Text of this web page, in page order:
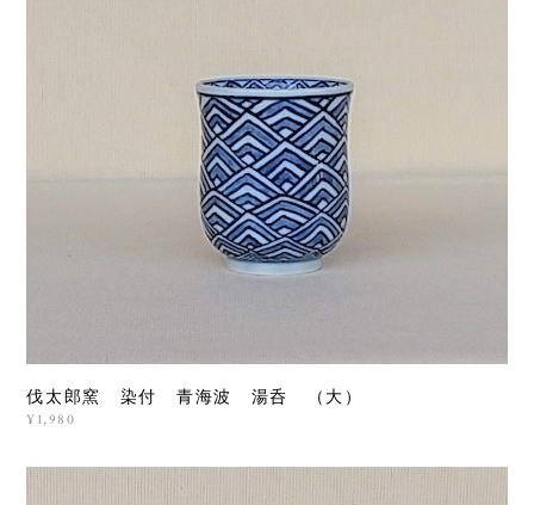
伐太郎窯 染付 青海波 湯呑 （大）
¥1,980